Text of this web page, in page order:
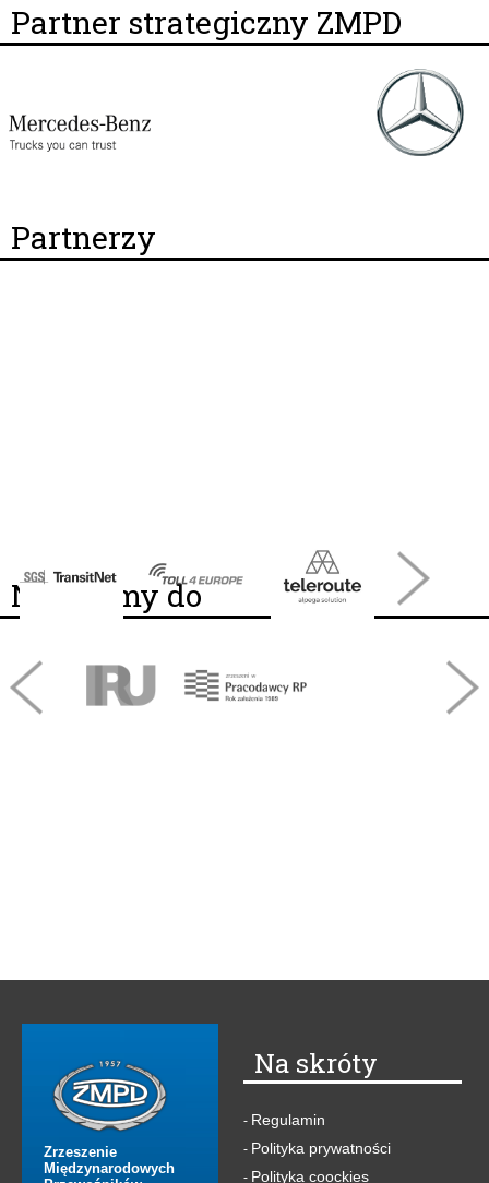
Partner strategiczny ZMPD
Partnerzy
Należymy do
Zrzeszenie
Międzynarodowych
Na skróty
- Regulamin
- Polityka prywatności
- Polityka coockies